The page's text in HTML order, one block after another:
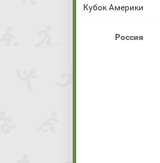
Кубок Америки
Россия